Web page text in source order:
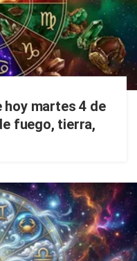
martes 4 de
fuego, tierra,